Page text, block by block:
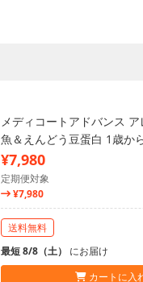
メディコートアドバンス ア
魚＆えんどう豆蛋白 1歳か
¥7,980
定期便対象
¥7,980
送料無料
最短 8/8（土） にお届け
カートに入